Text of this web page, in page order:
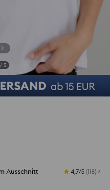
/ 5
Ausschnitt 4,7/5 (118)